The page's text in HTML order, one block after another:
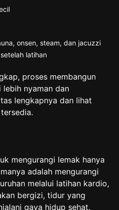
onsen, steam, dan jacuzzi
latihan
proses membangun
nyaman dan
lengkapnya dan lihat
mengurangi lemak hanya
adalah mengurangi
melalui latihan kardio,
bergizi, tidur yang
gaya hidup sehat.